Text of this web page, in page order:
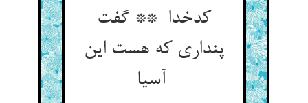
کدخدا ** گفت
پنداری که هست این